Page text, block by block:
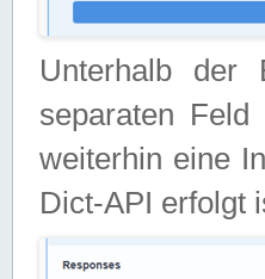
Unterhalb der
separaten
weiterhin eine
Dict-API erfolgt